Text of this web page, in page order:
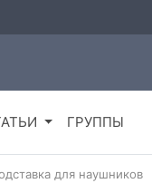
ГРУППЫ
для наушников